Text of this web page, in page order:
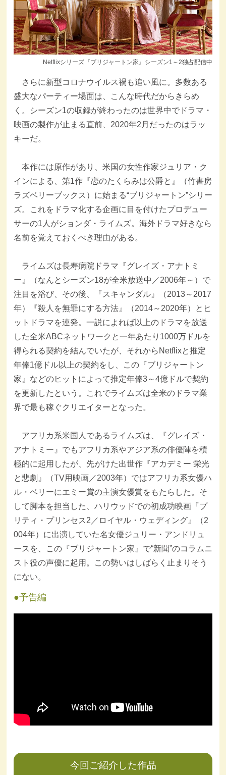
Netflixシリーズ『ブリジャートン家』シーズン1～2独占配信中
さらに新型コロナウイルス禍も追い風に。多数ある
盛大なパーティー場面は、こんな時代だからきらめ
く。シーズン1の収録が終わったのは世界中でドラマ・
映画の製作が止まる直前、2020年2月だったのはラッ
キーだ。
本作には原作があり、米国の女性作家ジュリア・ク
インによる、第1作『恋のたくらみは公爵と』（竹書房
ラズベリーブックス）に始まる“ブリジャートン”シリー
ズ。これをドラマ化する企画に目を付けたプロデュー
サーの1人がションダ・ライムズ。海外ドラマ好きなら
名前を覚えておくべき理由がある。
ライムズは長寿病院ドラマ『グレイズ・アナトミ
ー』（なんとシーズン18が全米放送中／2006年～）で
注目を浴び、その後、『スキャンダル』（2013～2017
年）『殺人を無罪にする方法』（2014～2020年）とヒ
ットドラマを連発。一説によれば以上のドラマを放送
した全米ABCネットワークと一年あたり1000万ドルを
得られる契約を結んでいたが、それからNetflixと推定
年俸1億ドル以上の契約をし、この『ブリジャートン
家』などのヒットによって推定年俸3～4億ドルで契約
を更新したという。これでライムズは全米のドラマ業
界で最も稼ぐクリエイターとなった。
アフリカ系米国人であるライムズは、『グレイズ・
アナトミー』でもアフリカ系やアジア系の俳優陣を積
極的に起用したが、先がけた出世作『アカデミー 栄光
と悲劇』（TV用映画／2003年）ではアフリカ系女優ハ
ル・ベリーにエミー賞の主演女優賞をもたらした。そ
して脚本を担当した、ハリウッドでの初成功映画『プ
リティ・プリンセス2／ロイヤル・ウェディング』（2
004年）に出演していた名女優ジュリー・アンドリュ
ースを、この『ブリジャートン家』で“新聞”のコラムニ
スト役の声優に起用。この勢いはしばらく止まりそう
にない。
予告編
今回ご紹介した作品